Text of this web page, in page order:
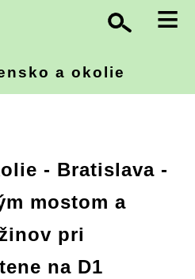
≡
a okolie
- Bratislava -
mostom a
pri
na D1